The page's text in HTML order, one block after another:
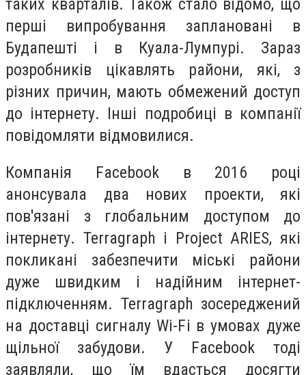
таких кварталів. Також стало відомо, що
перші випробування заплановані в
Будапешті і в Куала-Лумпурі. Зараз
розробників цікавлять райони, які, з
різних причин, мають обмежений доступ
до інтернету. Інші подробиці в компанії
повідомляти відмовилися.
Компанія Facebook в 2016 році
анонсувала два нових проекти, які
пов'язані з глобальним доступом до
інтернету. Terragraph і Project ARIES, які
покликані забезпечити міські райони
дуже швидким і надійним інтернет-
підключенням. Terragraph зосереджений
на доставці сигналу Wi-Fi в умовах дуже
щільної забудови. У Facebook тоді
заявляли, що їм вдасться досягти